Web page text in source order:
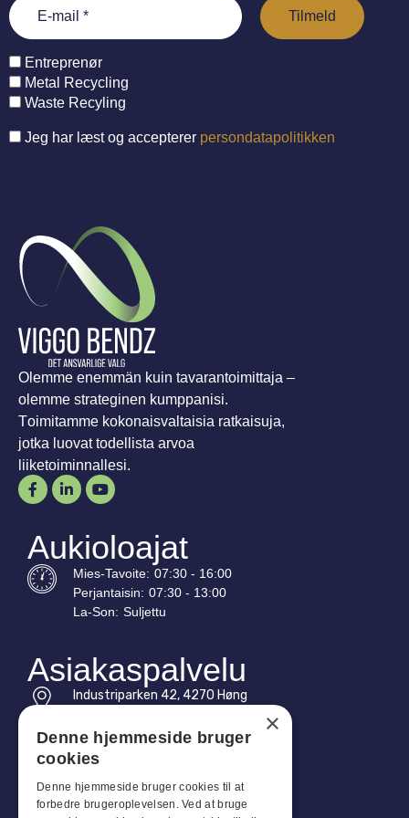
Entreprenør
Metal Recycling
Waste Recyling
Jeg har læst og accepterer persondatapolitikken
Olemme enemmän kuin tavarantoimittaja –
olemme strateginen kumppanisi.
Toimitamme kokonaisvaltaisia ratkaisuja,
jotka luovat todellista arvoa
liiketoiminnallesi.
Aukioloajat
Mies-Tavoite: 07:30 - 16:00
Perjantaisin: 07:30 - 13:00
La-Son: Suljettu
Asiakaspalvelu
Industriparken 42, 4270 Høng
Puh: +45 4396 4122
Sähköposti: vb@viggobendz.dk
×
Denne hjemmeside bruger
cookies
Denne hjemmeside bruger cookies til at
forbedre brugeroplevelsen. Ved at bruge